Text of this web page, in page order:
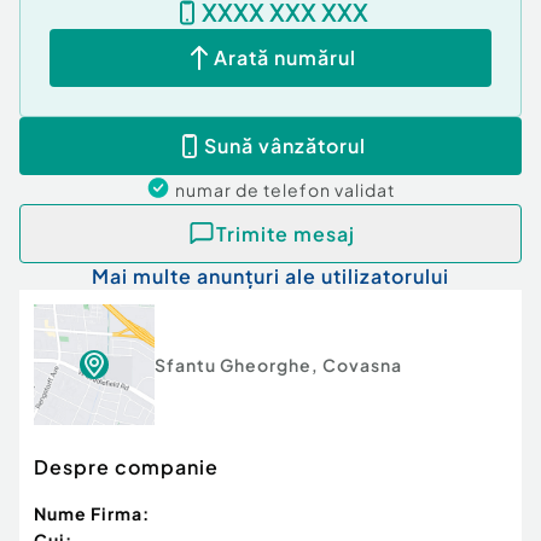
Pentru vizionare sau detalii suplimentare, vă
rugăm să ne contactați.
Id intern: P145266
Număr niveluri imobil:1
Număr Băi:3
Nr. locuri parcare:2
Curent
Canalizare
Climă
XXXX XXX XXX
Arată numărul
Sună vânzătorul
numar de telefon validat
Trimite mesaj
Mai multe anunțuri ale utilizatorului
Sfantu Gheorghe, Covasna
Despre companie
Nume Firma: